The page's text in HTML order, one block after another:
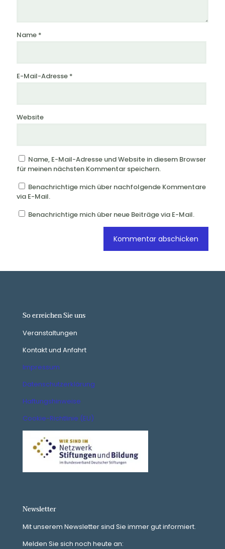
Name *
E-Mail-Adresse *
Website
Name, E-Mail-Adresse und Website in diesem Browser
für meinen nächsten Kommentar speichern.
Benachrichtige mich über nachfolgende Kommentare
via E-Mail.
Benachrichtige mich über neue Beiträge via E-Mail.
So erreichen Sie uns
Veranstaltungen
Kontakt und Anfahrt
Impressum
Datenschutzerklärung
Haftungshinweise
Cookie-Richtlinie (EU)
Newsletter
Mit unserem Newsletter sind Sie immer gut informiert.
Melden Sie sich noch heute an: